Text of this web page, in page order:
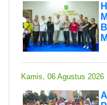
Kamis, 06 Agustus 2026